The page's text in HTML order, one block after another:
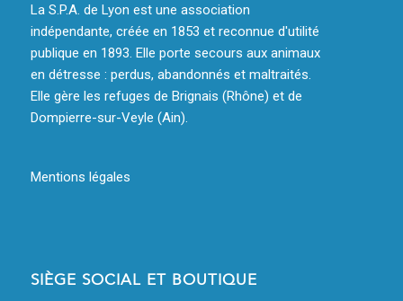
La S.P.A. de Lyon est une association
indépendante, créée en 1853 et reconnue d'utilité
publique en 1893. Elle porte secours aux animaux
en détresse : perdus, abandonnés et maltraités.
Elle gère les refuges de Brignais (Rhône) et de
Dompierre-sur-Veyle (Ain).
Mentions légales
SIÈGE SOCIAL ET BOUTIQUE